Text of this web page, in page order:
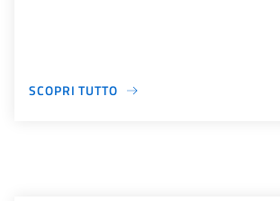
SCOPRI TUTTO